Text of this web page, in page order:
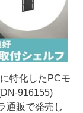
特化したPCモ
916155)
通販で発売し